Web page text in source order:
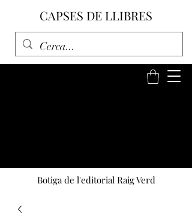
CAPSES DE LLIBRES
Botiga de l'editorial Raig Verd